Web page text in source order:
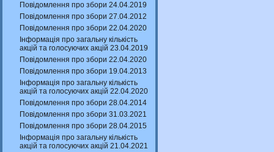
Повідомлення про збори 24.04.2019
Повідомлення про збори 27.04.2012
Повідомлення про збори 22.04.2020
Інформація про загальну кількість
акцій та голосуючих акцій 23.04.2019
Повідомлення про збори 22.04.2020
Повідомлення про збори 19.04.2013
Інформація про загальну кількість
акцій та голосуючих акцій 22.04.2020
Повідомлення про збори 28.04.2014
Повідомлення про збори 31.03.2021
Повідомлення про збори 28.04.2015
Інформація про загальну кількість
акцій та голосуючих акцій 21.04.2021